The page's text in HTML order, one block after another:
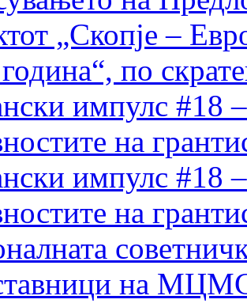
„Скопје –
по
импулс #18
на
импулс #18
на
на МЦМС